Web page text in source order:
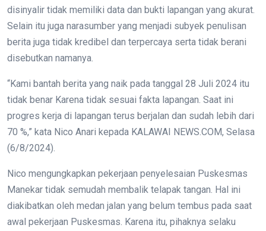
disinyalir tidak memiliki data dan bukti lapangan yang akurat.
Selain itu juga narasumber yang menjadi subyek penulisan
berita juga tidak kredibel dan terpercaya serta tidak berani
disebutkan namanya.
“Kami bantah berita yang naik pada tanggal 28 Juli 2024 itu
tidak benar Karena tidak sesuai fakta lapangan. Saat ini
progres kerja di lapangan terus berjalan dan sudah lebih dari
70 %,” kata Nico Anari kepada KALAWAI NEWS.COM, Selasa
(6/8/2024).
Nico mengungkapkan pekerjaan penyelesaian Puskesmas
Manekar tidak semudah membalik telapak tangan. Hal ini
diakibatkan oleh medan jalan yang belum tembus pada saat
awal pekerjaan Puskesmas. Karena itu, pihaknya selaku